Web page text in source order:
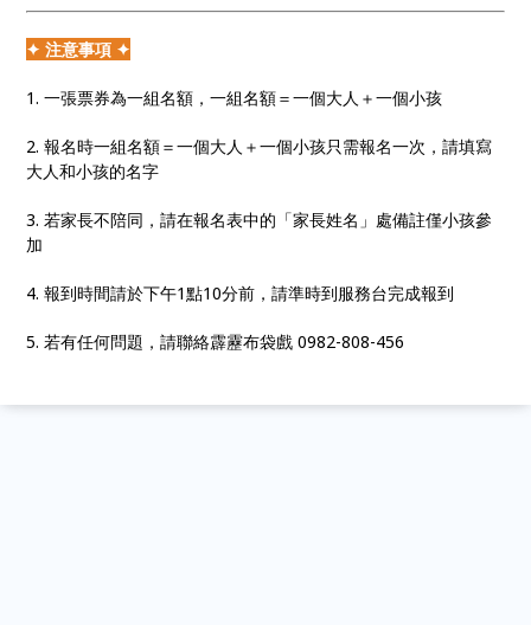
✦ 注意事項 ✦
1. 一張票券為一組名額，一組名額＝一個大人＋一個小孩
2. 報名時一組名額＝一個大人＋一個小孩只需報名一次，請填寫
大人和小孩的名字
3. 若家長不陪同，請在報名表中的「家長姓名」處備註僅小孩參
加
4. 報到時間請於下午1點10分前，請準時到服務台完成報到
5. 若有任何問題，請聯絡霹靂布袋戲 0982-808-456